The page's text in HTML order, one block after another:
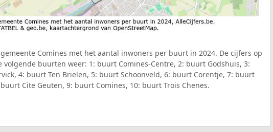
Comines met het aantal inwoners per buurt in 2024. De cijfers op
volgende buurten weer: 1: buurt Comines-Centre, 2: buurt Godshuis, 3:
4: buurt Ten Brielen, 5: buurt Schoonveld, 6: buurt Corentje, 7: buurt
Cite Geuten, 9: buurt Comines, 10: buurt Trois Chenes.